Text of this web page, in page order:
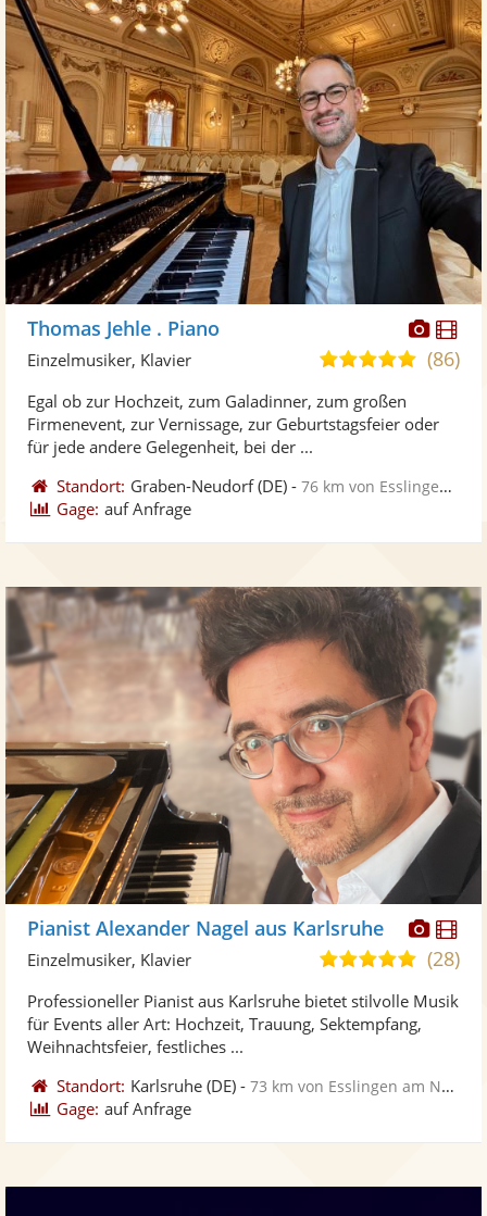
Thomas Jehle . Piano
5,0
5
(86)
Einzelmusiker, Klavier
Egal ob zur Hochzeit, zum Galadinner, zum großen
Firmenevent, zur Vernissage, zur Geburtstagsfeier oder
für jede andere Gelegenheit, bei der ...
Standort: Graben-Neudorf(DE) -76 km von Esslingen am Neckar
Gage: auf Anfrage
Fotos
Pianist Alexander Nagel aus Karlsruhe
5,0
5
Sternen
(28)
Einzelmusiker, Klavier
Professioneller Pianist aus Karlsruhe bietet stilvolle Musik
für Events aller Art: Hochzeit, Trauung, Sektempfang,
Weihnachtsfeier, festliches ...
Standort: Karlsruhe (DE) -73 km von Esslingen am Neckar
Gage: auf Anfrage